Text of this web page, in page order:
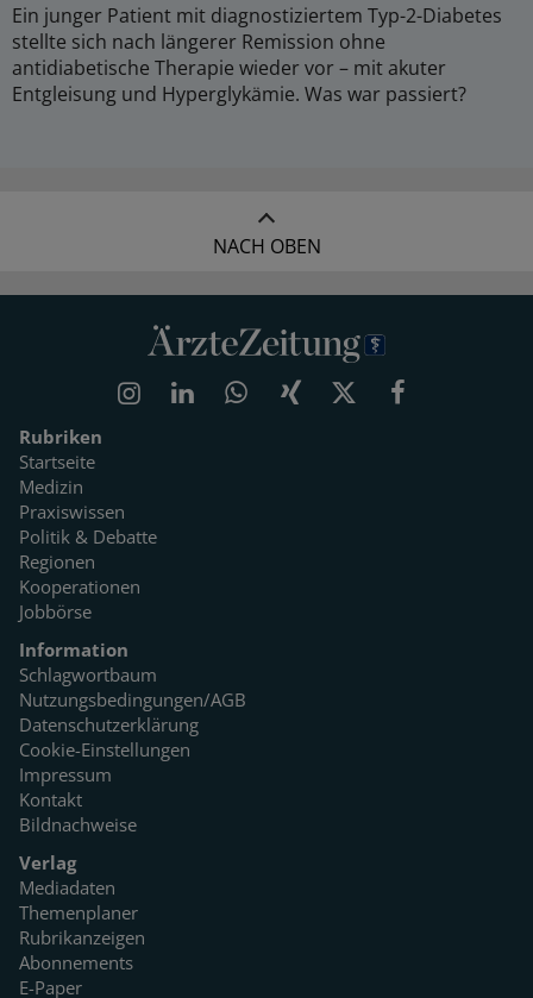
Ein junger Patient mit diagnostiziertem Typ-2-Diabetes
stellte sich nach längerer Remission ohne
antidiabetische Therapie wieder vor – mit akuter
Entgleisung und Hyperglykämie. Was war passiert?
NACH OBEN
Rubriken
Startseite
Medizin
Praxiswissen
Politik & Debatte
Regionen
Kooperationen
Jobbörse
Information
Schlagwortbaum
Nutzungsbedingungen/AGB
Datenschutzerklärung
Cookie-Einstellungen
Impressum
Kontakt
Bildnachweise
Verlag
Mediadaten
Themenplaner
Rubrikanzeigen
Abonnements
E-Paper